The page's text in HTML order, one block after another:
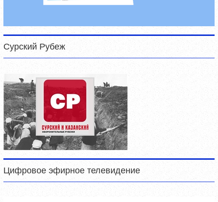
Сурский Рубеж
Цифровое эфирное телевидение